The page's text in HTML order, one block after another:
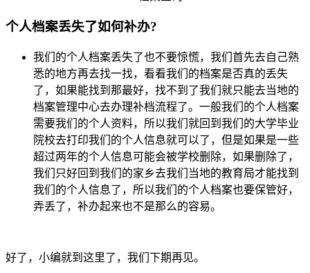
个人档案丢失了如何补办?
我们的个人档案丢失了也不要惊慌，我们首先去自己熟
悉的地方再去找一找，看看我们的档案是否真的丢失
了，如果能找到那最好，找不到了我们就只能去当地的
档案管理中心去办理补档流程了。一般我们的个人档案
需要我们的个人资料，所以我们就回到我们的大学毕业
院校去打印我们的个人信息就可以了，但是如果是一些
超过两年的个人信息可能会被学校删除，如果删除了，
我们只好回到我们的家乡去我们当地的教育局才能找到
我们的个人信息了，所以我们的个人档案也要保管好，
弄丢了，补办起来也不是那么的容易。
好了，小编就到这里了，我们下期再见。